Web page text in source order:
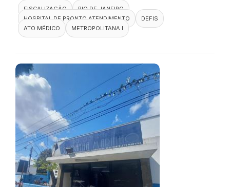
FISCALIZAÇÃO
RIO DE JANEIRO
HOSPITAL DE PRONTO ATENDIMENTO
DEFIS
ATO MÉDICO
METROPOLITANA I